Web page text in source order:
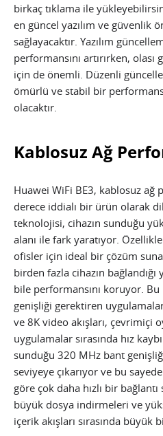
birkaç tıklama ile
en güncel yazılım ve güvenlik
sağlayacaktır. Yazılım
performansını artırırken, olası
için de önemli. Düzenli
ömürlü ve stabil bir performans
olacaktır.
Kablosuz Ağ
Huawei WiFi BE3, kablosuz ağ
derece iddialı bir ürün olarak
teknolojisi, cihazın sunduğu
alanı ile fark yaratıyor.
ofisler için ideal bir çözüm
birden fazla cihazın
bile performansını koruyor.
genişliği gerektiren
ve 8K video akışları, çevrimiçi
uygulamalar sırasında hız
sunduğu 320 MHz bant
seviyeye çıkarıyor ve bu
göre çok daha hızlı bir
büyük dosya indirmeleri ve
içerik akışları sırasında büyük